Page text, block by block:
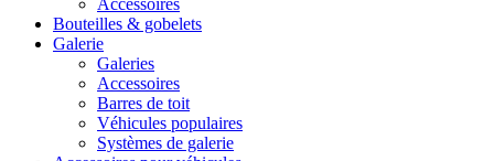
Accessoires
Bouteilles & gobelets
Galerie
Galeries
Accessoires
Barres de toit
Véhicules populaires
Systèmes de galerie